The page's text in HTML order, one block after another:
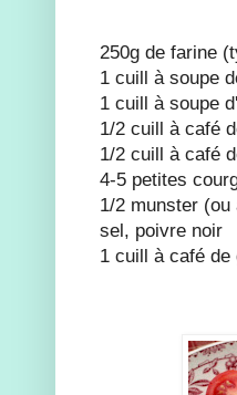
250g de farine
1 cuill à soupe
1 cuill à soupe
1/2 cuill à café
1/2 cuill à café
4-5 petites
1/2 munster
sel, poivre noir
1 cuill à café de